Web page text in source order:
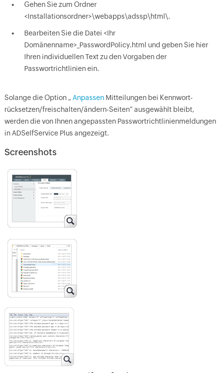
Gehen Sie zum Ordner
<Installationsordner>\webapps\adssp\html\.
Bearbeiten Sie die Datei <Ihr
Domänenname>_PasswordPolicy.html und geben Sie hier
Ihren individuellen Text zu den Vorgaben der
Passwortrichtlinien ein.
Solange die Option „ AnpassenMitteilungen bei Kennwort-
rücksetzen/freischalten/ändern-Seiten“ ausgewählt bleibt,
werden die von Ihnen angepassten Passwortrichtlinienmeldungen
in ADSelfService Plus angezeigt.
Screenshots